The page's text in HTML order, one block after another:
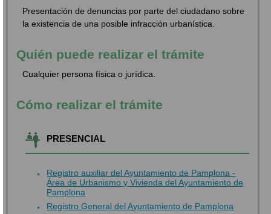
Presentación de denuncias por parte del ciudadano sobre
la existencia de una posible infracción urbanística.
Quién puede realizar el trámite
Cualquier persona física o jurídica.
Cómo realizar el trámite
PRESENCIAL
Registro auxiliar del Ayuntamiento de Pamplona -
Área de Urbanismo y Vivienda del Ayuntamiento de
Pamplona
Registro General del Ayuntamiento de Pamplona